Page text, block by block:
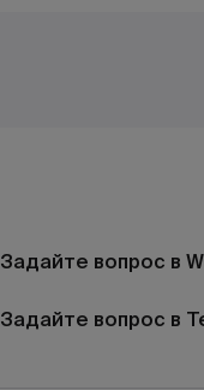
Задайте вопрос в
Задайте вопрос в